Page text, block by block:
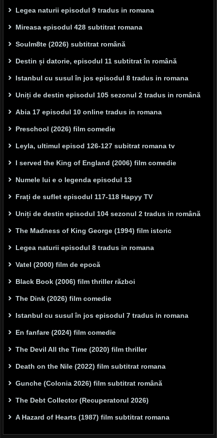
Legea naturii episodul 9 tradus in romana
Mireasa episodul 428 subtitrat romana
Soulm8te (2026) subtitrat română
Destin și datorie, episodul 11 subtitrat în română
Istanbul cu susul în jos episodul 8 tradus in romana
Uniți de destin episodul 105 sezonul 2 tradus in română
Abia 17 episodul 10 online tradus in romana
Preschool (2026) film comedie
Leyla, ultimul episod 126-127 subitrat romana tv
I served the King of England (2006) film comedie
Numele lui e o legenda episodul 13
Frați de suflet episodul 117-118 Hapyy TV
Uniți de destin episodul 104 sezonul 2 tradus in română
The Madness of King George (1994) film istoric
Legea naturii episodul 8 tradus in romana
Vatel (2000) film de epocă
Black Book (2006) film thriller război
The Dink (2026) film comedie
Istanbul cu susul în jos episodul 7 tradus in romana
En fanfare (2024) film comedie
The Devil All the Time (2020) film thriller
Death on the Nile (2022) film subtitrat romana
Gunche (Colonia 2026) film subtitrat română
The Debt Collector (Recuperatorul 2026)
A Hazard of Hearts (1987) film subtitrat romana